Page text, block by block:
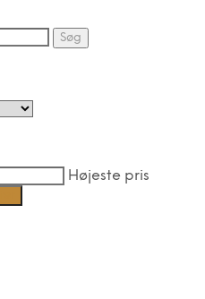
Søg
Højeste pris